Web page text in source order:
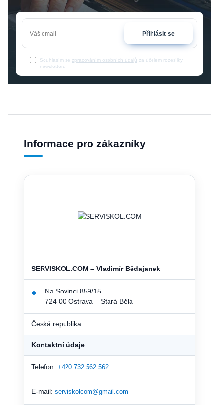
Přihlásit se
Souhlasím se zpracováním osobních údajů za účelem rozesílky
newsletteru.
Informace pro zákazníky
SERVISKOL.COM – Vladimír Bědajanek
●
Na Sovinci 859/15
724 00 Ostrava – Stará Bělá
Česká republika
Kontaktní údaje
Telefon: +420 732 562 562
E-mail: serviskolcom@gmail.com